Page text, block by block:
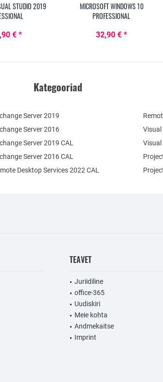
STUDIO 2019
€ *
MICROSOFT WINDOWS 10
PROFESSIONAL
32,90 € *
Kategooriad
Server 2019
Server 2016
Desktop Services 2022 CAL
Server 2019 CAL
Server 2016 CAL
Visual
Visual
TEAVET
Juriidiline
office-365
Uudiskiri
Meie kohta
Andmekaitse
Imprint